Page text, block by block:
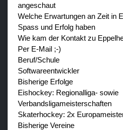
angeschaut
Welche Erwartungen an Zeit in
Spass und Erfolg haben
Wie kam der Kontakt zu
Per E-Mail ;-)
Beruf/Schule
Softwareentwickler
Bisherige Erfolge
Eishockey: Regionalliga- sowie
Verbandsligameisterschaften
Skaterhockey: 2x
Bisherige Vereine